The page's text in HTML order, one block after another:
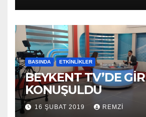
BASINDA ETKINLIKLER
BEYKENT TV’DE
KONUŞULDU
16 ŞUBAT 2019 REMZI